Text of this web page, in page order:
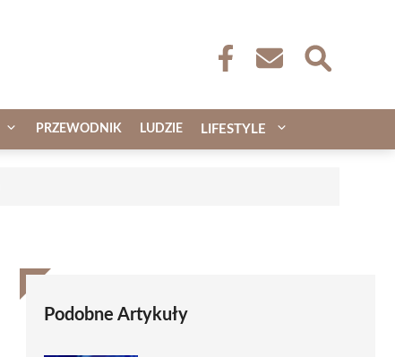
PRZEWODNIK LUDZIE LIFESTYLE
Podobne Artykuły